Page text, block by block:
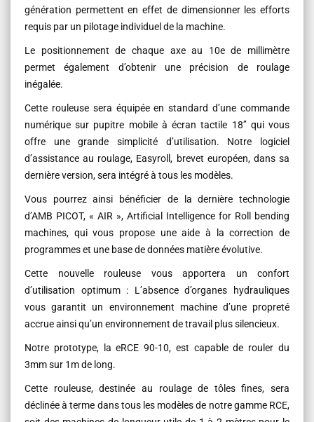
génération permettent en effet de dimensionner les efforts
requis par un pilotage individuel de la machine.
Le positionnement de chaque axe au 10e de millimètre
permet également d’obtenir une précision de roulage
inégalée.
Cette rouleuse sera équipée en standard d’une commande
numérique sur pupitre mobile à écran tactile 18’’ qui vous
offre une grande simplicité d’utilisation. Notre logiciel
d’assistance au roulage, Easyroll, brevet européen, dans sa
dernière version, sera intégré à tous les modèles.
Vous pourrez ainsi bénéficier de la dernière technologie
d’AMB PICOT, « AIR », Artificial Intelligence for Roll bending
machines, qui vous propose une aide à la correction de
programmes et une base de données matière évolutive.
Cette nouvelle rouleuse vous apportera un confort
d’utilisation optimum : L’absence d’organes hydrauliques
vous garantit un environnement machine d’une propreté
accrue ainsi qu’un environnement de travail plus silencieux.
Notre prototype, la eRCE 90-10, est capable de rouler du
3mm sur 1m de long.
Cette rouleuse, destinée au roulage de tôles fines, sera
déclinée à terme dans tous les modèles de notre gamme RCE,